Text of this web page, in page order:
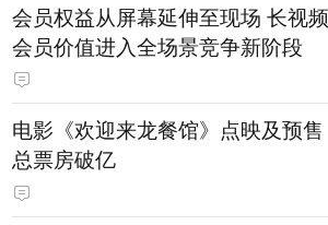
会员权益从屏幕延伸至现场 长视频
会员价值进入全场景竞争新阶段
电影《欢迎来龙餐馆》点映及预售
总票房破亿